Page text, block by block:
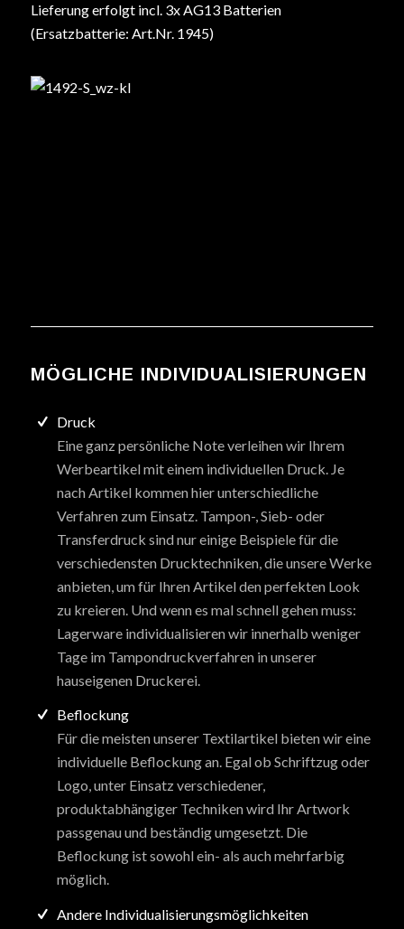
Lieferung erfolgt incl. 3x AG13 Batterien
(Ersatzbatterie: Art.Nr. 1945)
MÖGLICHE INDIVIDUALISIERUNGEN
Druck
Eine ganz persönliche Note verleihen wir Ihrem
Werbeartikel mit einem individuellen Druck. Je
nach Artikel kommen hier unterschiedliche
Verfahren zum Einsatz. Tampon-, Sieb- oder
Transferdruck sind nur einige Beispiele für die
verschiedensten Drucktechniken, die unsere Werke
anbieten, um für Ihren Artikel den perfekten Look
zu kreieren. Und wenn es mal schnell gehen muss:
Lagerware individualisieren wir innerhalb weniger
Tage im Tampondruckverfahren in unserer
hauseigenen Druckerei.
Beflockung
Für die meisten unserer Textilartikel bieten wir eine
individuelle Beflockung an. Egal ob Schriftzug oder
Logo, unter Einsatz verschiedener,
produktabhängiger Techniken wird Ihr Artwork
passgenau und beständig umgesetzt. Die
Beflockung ist sowohl ein- als auch mehrfarbig
möglich.
Andere Individualisierungsmöglichkeiten